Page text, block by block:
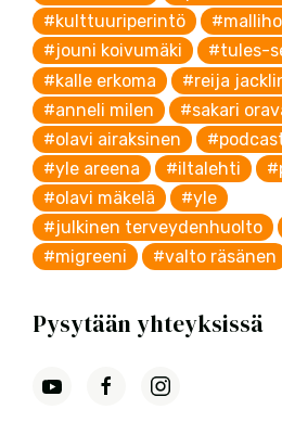
#kulttuuriperintö
#jouni koivumäki
#tules-
#kalle erkoma
#reija
#anneli milen
#sakari
#olavi airaksinen
#yle areena
#iltalehti
#olavi mäkelä
#yle
#julkinen terveydenhuolto
#migreeni
#valto räsänen
Pysytään yhteyksissä